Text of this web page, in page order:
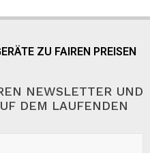
ZU FAIREN PREISEN
NEWSLETTER UND
DEM LAUFENDEN